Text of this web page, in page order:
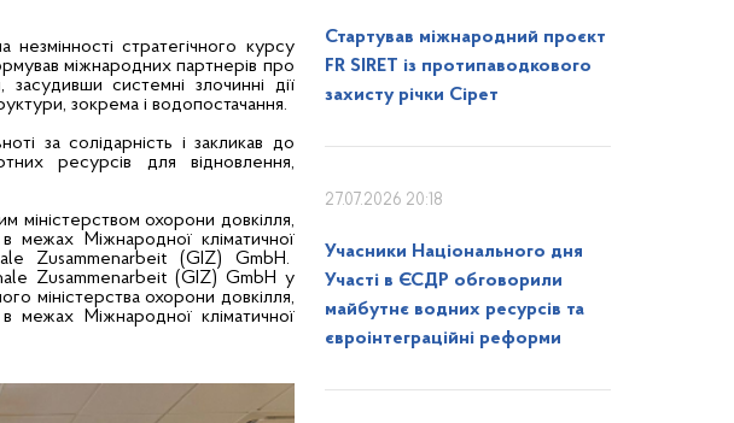
стратегічного курсу
міжнародних партнерів про
системні злочинні дії
зокрема і водопостачання.
за солідарність і закликав до
ресурсів для відновлення,
міністерством охорони довкілля,
межах Міжнародної кліматичної
Zusammenarbeit (GIZ) GmbH.
Zusammenarbeit (GIZ) GmbH у
міністерства охорони довкілля,
межах Міжнародної кліматичної
Стартував міжнародний проєкт
FR SIRET із протипаводкового
захисту річки Сірет
27.07.2026 20:18
Учасники Національного дня
Участі в ЄСДР обговорили
майбутнє водних ресурсів та
євроінтеграційні реформи